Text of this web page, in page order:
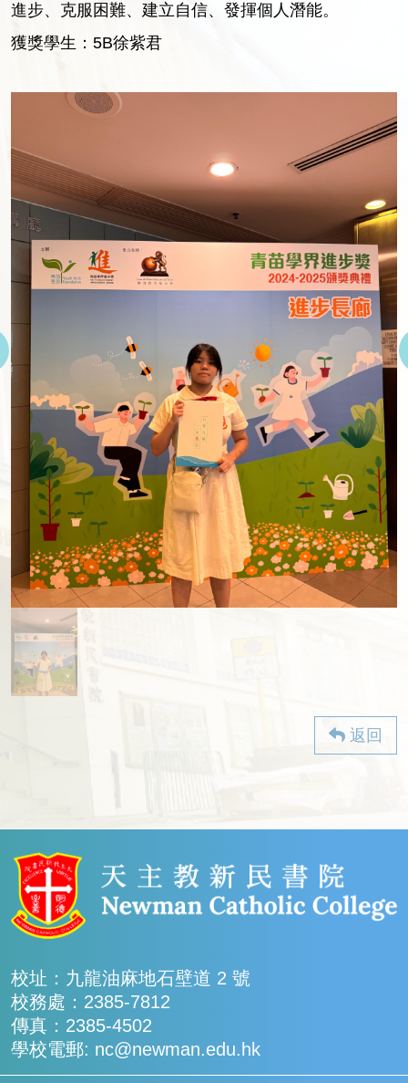
進步、克服困難、建立自信、發揮個人潛能。
獲獎學生：5B徐紫君
返回
校址：九龍油麻地石壁道 2 號
校務處：2385-7812
傳真：2385-4502
學校電郵: nc@newman.edu.hk